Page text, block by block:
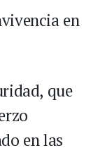
en
que
en las